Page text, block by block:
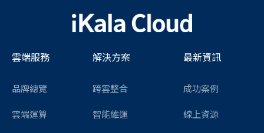
雲端服務
品牌總覽
雲端運算
解決方案
跨雲整合
智能維運
最新資訊
成功案例
線上資源